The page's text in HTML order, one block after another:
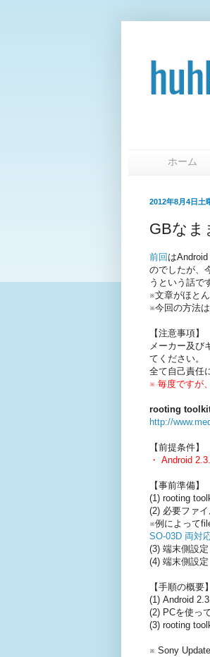
ホー
2012年8月4日土
GBなま
前回 は
のでしたが、
うという話で
※文章がほと
※今回の方法
【注意事項】
メーカー及び
てください。
全て自己責任
※ 毎度ですが
rooting toolkit
http://
【前提条件】
・ Android
【事前準備】
(1) rooting
(2) 必要ファ
※例によって
SO-03D 両対
(3) 端末側設
(4) 端末側設
【手順の概要】
(1) Android
(2) PCを使っ
(3) rooting
※ Sony